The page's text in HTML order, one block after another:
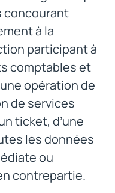
concourant
à la
participant à
comptables et
opération de
de services
ticket, d’une
les données
ou
contrepartie.